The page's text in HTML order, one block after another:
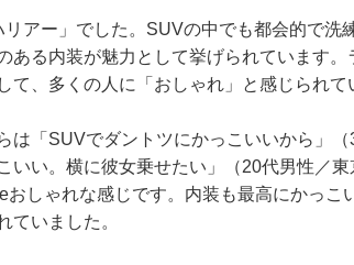
リアー」でした。SUVの中でも都会的で洗
ある内装が魅力として挙げられています
て、多くの人に「おしゃれ」と感じられて
は「SUVでダントツにかっこいいから」
いい。横に彼女乗せたい」（20代男性／
おしゃれな感じです。内装も最高にかっ
ていました。